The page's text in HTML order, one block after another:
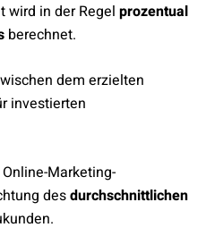
wird in der Regel prozentual
berechnet.
dem erzielten
investierten
Marketing-
desdurchschnittlichen